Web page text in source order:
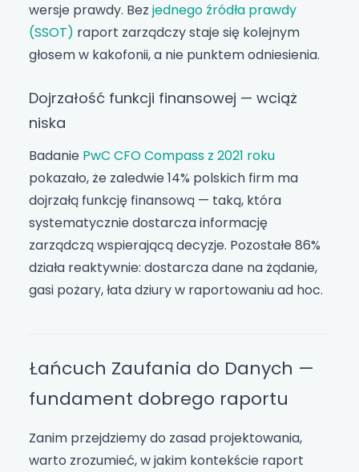
wersje prawdy. Bez jednego źródła prawdy
(SSOT) raport zarządczy staje się kolejnym
głosem w kakofonii, a nie punktem odniesienia.
Dojrzałość funkcji finansowej — wciąż
niska
Badanie PwC CFO Compass z 2021 roku
pokazało, że zaledwie 14% polskich firm ma
dojrzałą funkcję finansową — taką, która
systematycznie dostarcza informację
zarządczą wspierającą decyzje. Pozostałe 86%
działa reaktywnie: dostarcza dane na żądanie,
gasi pożary, łata dziury w raportowaniu ad hoc.
Łańcuch Zaufania do Danych —
fundament dobrego raportu
Zanim przejdziemy do zasad projektowania,
warto zrozumieć, w jakim kontekście raport